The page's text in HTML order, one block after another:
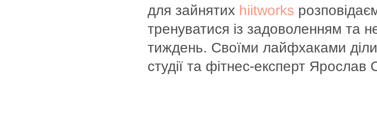
для зайнятих hiitworks
тренуватися із задоволенням та
тиждень. Своїми лайфхаками
студії та фітнес-експерт Ярослав